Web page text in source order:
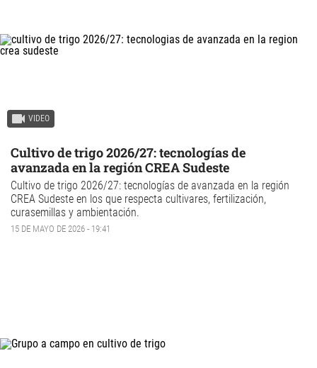
VIDEO
Cultivo de trigo 2026/27: tecnologías de
avanzada en la región CREA Sudeste
Cultivo de trigo 2026/27: tecnologías de avanzada en la región
CREA Sudeste en los que respecta cultivares, fertilización,
curasemillas y ambientación.
15 DE MAYO DE 2026 - 19:41